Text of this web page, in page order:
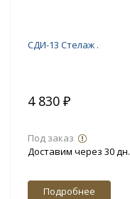
СДИ-13 Стелаж .
4 830 ₽
Под заказ
Доставим через 30 дн.
Подробнее